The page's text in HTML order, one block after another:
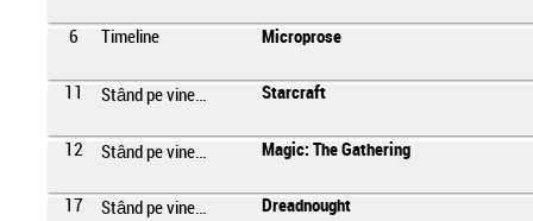
6 Timeline Microprose
Stând pe vine… Starcraft
12 Stând pe vine… Magic: The Gathering
17 Stând pe vine… Dreadnought